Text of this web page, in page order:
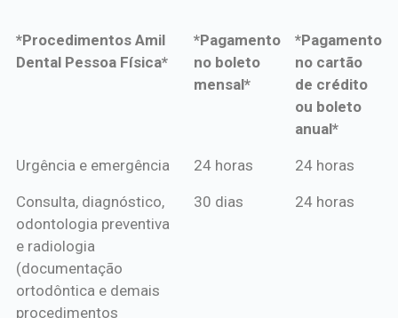
*Procedimentos Amil
Dental Pessoa Física*
*Pagamento
no boleto
mensal*
*Pagamento
no cartão
de crédito
ou boleto
anual*
*Procedimentos Amil
*Pagamento
mensal*
*Pagamento
de crédito
Urgência e emergência 24 horas 24 horas
Consulta, diagnóstico,
odontologia preventiva
e radiologia
(documentação
ortodôntica e demais
procedimentos
30 dias 24 horas